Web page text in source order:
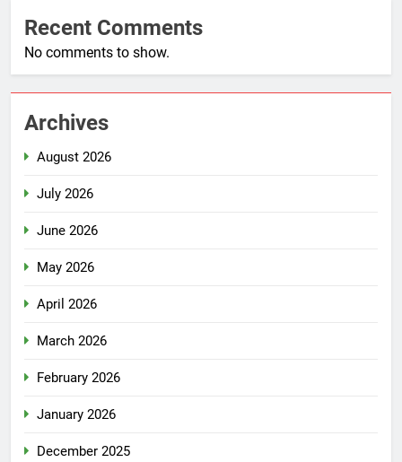
Recent Comments
No comments to show.
Archives
August 2026
July 2026
June 2026
May 2026
April 2026
March 2026
February 2026
January 2026
December 2025